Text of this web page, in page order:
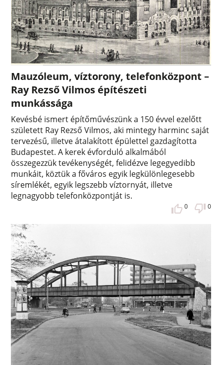
Mauzóleum, víztorony, telefonközpont –
Ray Rezső Vilmos építészeti
munkássága
Kevésbé ismert építőművészünk a 150 évvel ezelőtt
született Ray Rezső Vilmos, aki mintegy harminc saját
tervezésű, illetve átalakított épülettel gazdagította
Budapestet. A kerek évforduló alkalmából
összegezzük tevékenységét, felidézve legegyedibb
munkáit, köztük a főváros egyik legkülönlegesebb
síremlékét, egyik legszebb víztornyát, illetve
legnagyobb telefonközpontját is.
0 0